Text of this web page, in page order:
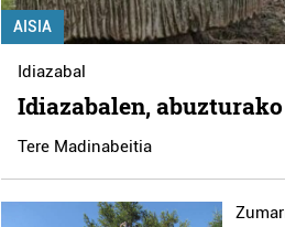
AISIA
Idiazabal
Idiazabalen,
Tere Madinabeitia